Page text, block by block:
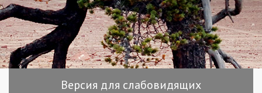
Версия для слабовидящих